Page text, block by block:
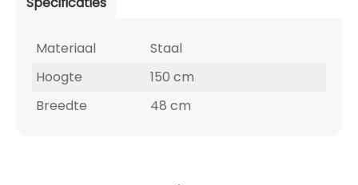
Materiaal
Staal
Hoogte
150 cm
Breedte
48 cm